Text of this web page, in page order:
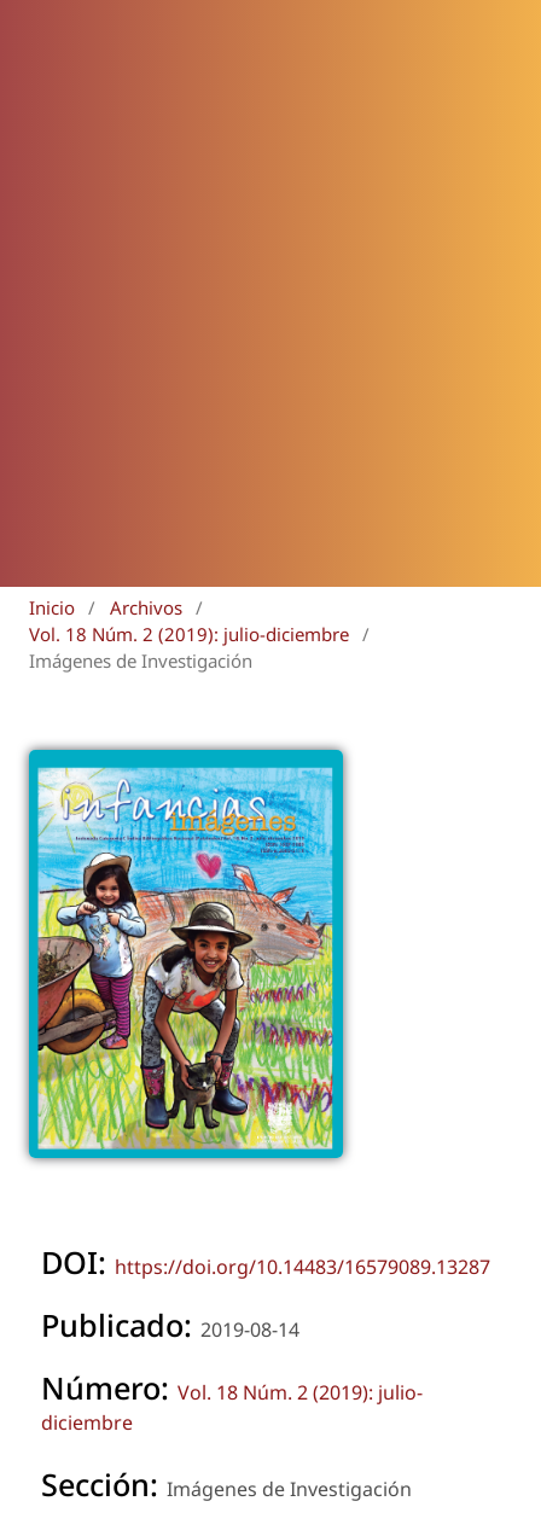
Inicio / Archivos /
Vol. 18 Núm. 2 (2019): julio-diciembre /
Imágenes de Investigación
DOI: https://doi.org/10.14483/16579089.13287
Publicado: 2019-08-14
Número: Vol. 18 Núm. 2 (2019): julio-
diciembre
Sección: Imágenes de Investigación